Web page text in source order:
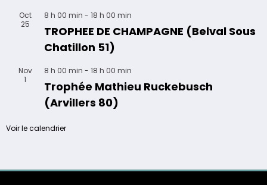
Oct
25
8 h 00 min - 18 h 00 min
TROPHEE DE CHAMPAGNE (Belval Sous
Chatillon 51)
Nov
1
8 h 00 min - 18 h 00 min
Trophée Mathieu Ruckebusch
(Arvillers 80)
Voir le calendrier